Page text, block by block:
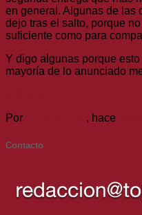
en general. Algunas de las
dejo tras el salto, porque
suficiente como para
Y digo algunas porque
mayoría de lo anunciado
Por
, hace
Contacto